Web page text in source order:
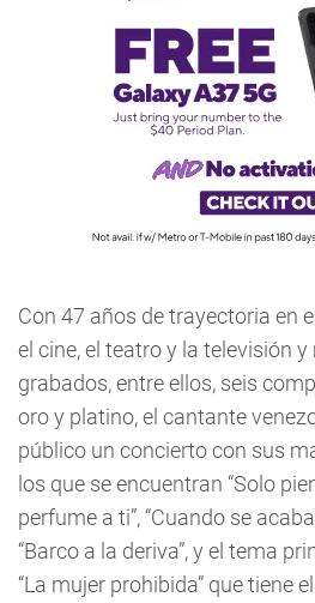
Con 47 años de trayectoria en
el cine, el teatro y la televisión
grabados, entre ellos, seis
oro y platino, el cantante
público un concierto con sus
los que se encuentran “Solo
perfume a ti”, “Cuando se acaba
“Barco a la deriva”, y el tema
“La mujer prohibida” que tiene